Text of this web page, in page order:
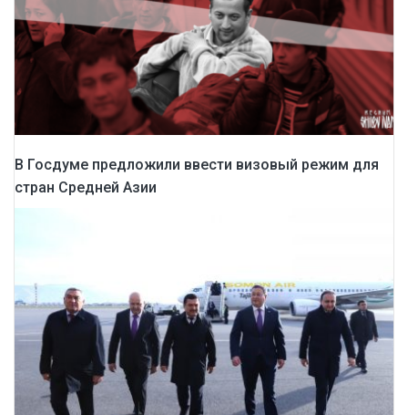
В Госдуме предложили ввести визовый режим для
стран Средней Азии